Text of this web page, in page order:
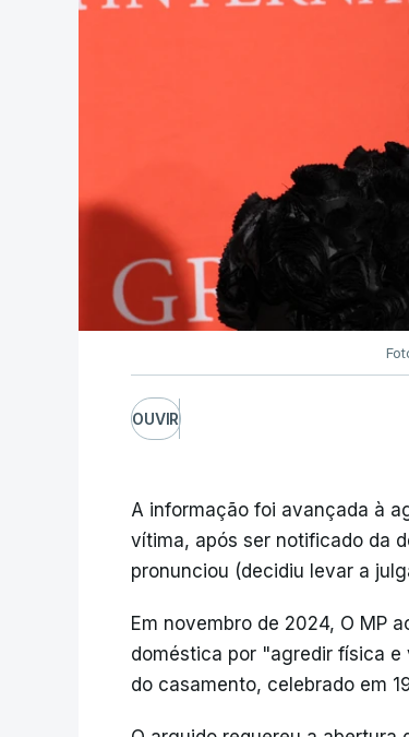
OUVIR
A informação foi avançada à
vítima, após ser notificado da
pronunciou (decidiu levar a
Em novembro de 2024, O MP
doméstica por "agredir física
do casamento, celebrado em